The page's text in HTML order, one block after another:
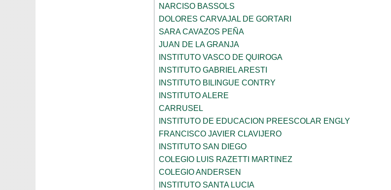
NARCISO BASSOLS
DOLORES CARVAJAL DE GORTARI
SARA CAVAZOS PEÑA
JUAN DE LA GRANJA
INSTITUTO VASCO DE QUIROGA
INSTITUTO GABRIEL ARESTI
INSTITUTO BILINGUE CONTRY
INSTITUTO ALERE
CARRUSEL
INSTITUTO DE EDUCACION PREESCOLAR ENGLY
FRANCISCO JAVIER CLAVIJERO
INSTITUTO SAN DIEGO
COLEGIO LUIS RAZETTI MARTINEZ
COLEGIO ANDERSEN
INSTITUTO SANTA LUCIA